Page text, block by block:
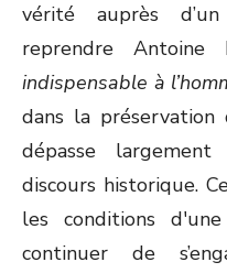
vérité auprès
reprendre
indispensable à
dans la
dépasse
discours historique.
les conditions
continuer de